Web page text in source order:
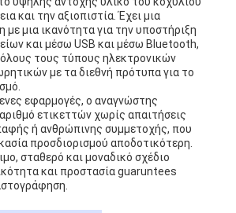
και την αξιοπιστία. Έχει μια
με μια ικανότητα για την υποστήριξη
και μέσω USB και μέσω Bluetooth,
όλους τους τύπους ηλεκτρονικών
με τα διεθνή πρότυπα για το
εφαρμογές, ο αναγνώστης
ετικεττών χωρίς απαιτήσεις
ή ανθρώπινης συμμετοχής, που
προσδιορισμού αποδοτικότερη.
σταθερό και μοναδικό σχέδιο
και προστασία guaruntees